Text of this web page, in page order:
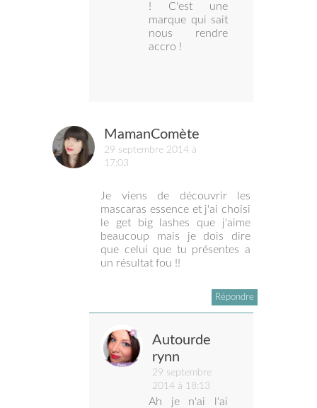
! C'est une
marque qui sait
nous rendre
accro !
MamanComète
29 septembre 2014 à
17:03
Je viens de découvrir les
mascaras essence et j'ai choisi
le get big lashes que j'aime
beaucoup mais je dois dire
que celui que tu présentes a
un résultat fou !!
Répondre
Autourde
rynn
29 septembre
2014 à 18:13
Ah je n'ai l'ai